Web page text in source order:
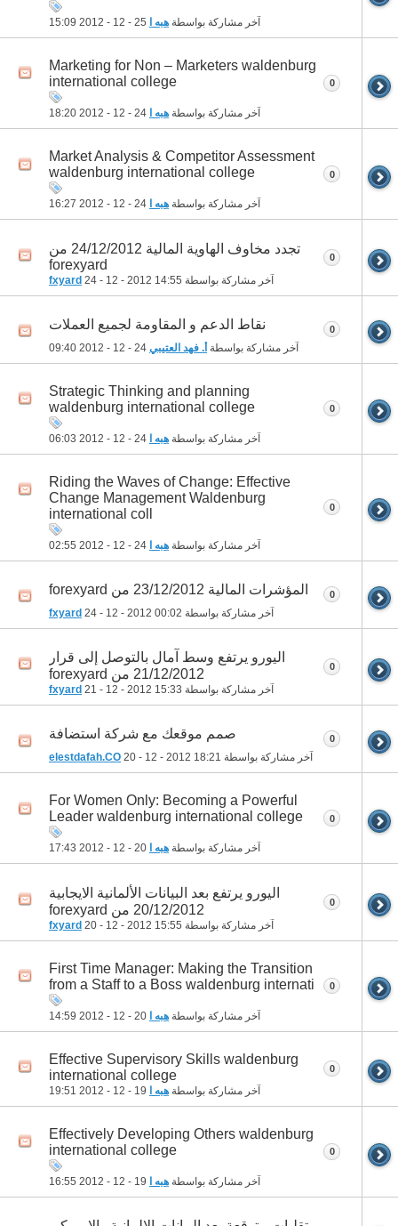
آخر مشاركة بواسطة هبه ا 15:09
Marketing for Non – Marketers waldenburg
international college
آخر مشاركة بواسطة هبه ا 18:20
0
Market Analysis & Competitor Assessment
waldenburg international college
آخر مشاركة بواسطة هبه ا 16:27
0
تجدد مخاوف الهاوية المالية 24/12/2012 من
forexyard
آخر مشاركة بواسطة fxyard 24 - 12 - 2012 14:55
0
نقاط الدعم و المقاومة لجميع العملات
آخر مشاركة بواسطة أ. فهد العتيبي 09:40
0
Strategic Thinking and planning
waldenburg international college
آخر مشاركة بواسطة هبه ا 06:03
0
Riding the Waves of Change: Effective
Change Management Waldenburg
international coll
آخر مشاركة بواسطة هبه ا 02:55
0
المؤشرات المالية 23/12/2012 من forexyard
آخر مشاركة بواسطة fxyard 24 - 12 - 2012 00:02
0
اليورو يرتفع وسط آمال بالتوصل إلى قرار
21/12/2012 من forexyard
آخر مشاركة بواسطة fxyard 21 - 12 - 2012 15:33
0
صمم موقعك مع شركة استضافة
آخر مشاركة بواسطة elestdafah.CO 20 - 12 - 2012 18:21
0
For Women Only: Becoming a Powerful
Leader waldenburg international college
آخر مشاركة بواسطة هبه ا 17:43
0
اليورو يرتفع بعد البيانات الألمانية الايجابية
20/12/2012 من forexyard
آخر مشاركة بواسطة fxyard 20 - 12 - 2012 15:55
0
First Time Manager: Making the Transition
from a Staff to a Boss waldenburg internati
آخر مشاركة بواسطة هبه ا 14:59
0
Effective Supervisory Skills waldenburg
international college
آخر مشاركة بواسطة هبه ا 19:51
0
Effectively Developing Others waldenburg
international college
آخر مشاركة بواسطة هبه ا 16:55
0